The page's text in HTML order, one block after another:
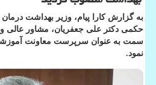
به گزارش کارا پیام، وزیر بهداشت
حکمی دکتر علی جعفریان، مشاور عالی
سمت به عنوان سرپرست معاونت
نمود.